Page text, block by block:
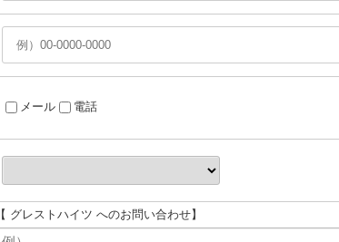
メール 電話
【 グレストハイツ へのお問い合わせ】